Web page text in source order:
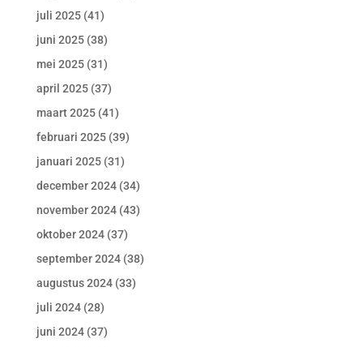
juli 2025(41)
juni 2025(38)
mei 2025(31)
april 2025(37)
maart 2025(41)
februari 2025(39)
januari 2025(31)
december 2024(34)
november 2024(43)
oktober 2024(37)
september 2024(38)
augustus 2024(33)
juli 2024(28)
juni 2024(37)